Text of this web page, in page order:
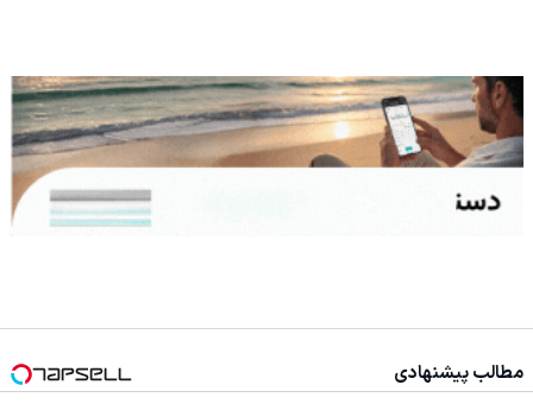
مطالب پیشنهادی